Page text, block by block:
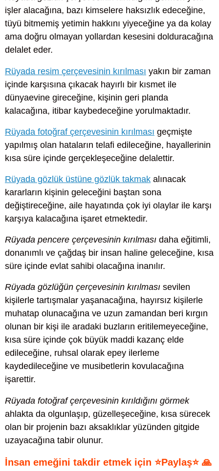
işler alacağına, bazı kimselere haksızlık edeceğine,
tüyü bitmemiş yetimin hakkını yiyeceğine ya da kolay
ama doğru olmayan yollardan kesesini dolduracağına
delalet eder.
Rüyada resim çerçevesinin kırılması yakın bir zaman
içinde karşısına çıkacak hayırlı bir kısmet ile
dünyaevine gireceğine, kişinin geri planda
kalacağına, itibar kaybedeceğine yorulmaktadır.
Rüyada fotoğraf çerçevesinin kırılması geçmişte
yapılmış olan hataların telafi edileceğine, hayallerinin
kısa süre içinde gerçekleşeceğine delalettir.
Rüyada gözlük üstüne gözlük takmak alınacak
kararların kişinin geleceğini baştan sona
değiştireceğine, aile hayatında çok iyi olaylar ile karşı
karşıya kalacağına işaret etmektedir.
Rüyada pencere çerçevesinin kırılması daha eğitimli,
donanımlı ve çağdaş bir insan haline geleceğine, kısa
süre içinde evlat sahibi olacağına inanılır.
Rüyada gözlüğün çerçevesinin kırılması sevilen
kişilerle tartışmalar yaşanacağına, hayırsız kişilerle
muhatap olunacağına ve uzun zamandan beri kırgın
olunan bir kişi ile aradaki buzların eritilemeyeceğine,
kısa süre içinde çok büyük maddi kazanç elde
edileceğine, ruhsal olarak epey ilerleme
kaydedileceğine ve musibetlerin kovulacağına
işarettir.
Rüyada fotoğraf çerçevesinin kırıldığını görmek
ahlakta da olgunlaşıp, güzelleşeceğine, kısa sürecek
olan bir projenin bazı aksaklıklar yüzünden gitgide
uzayacağına tabir olunur.
İnsan emeğini takdir etmek için ⭐Paylaş⭐ 🙏